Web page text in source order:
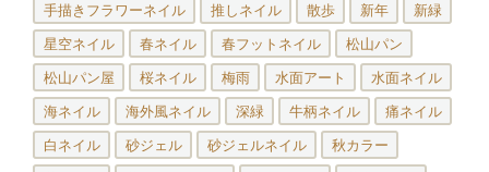
手描きフラワーネイル 推しネイル 散歩 新年 新緑
星空ネイル 春ネイル 春フットネイル 松山パン
松山パン屋 桜ネイル 梅雨 水面アート 水面ネイル
海ネイル 海外風ネイル 深緑 牛柄ネイル 痛ネイル
白ネイル 砂ジェル 砂ジェルネイル 秋カラー